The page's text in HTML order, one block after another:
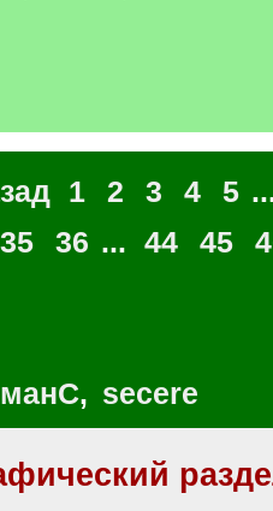
1 2 3 4 5
35 36 ... 44 45
, secere